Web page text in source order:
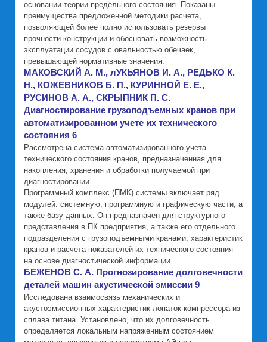
основании теории предельного состояния. Показаны
преимущества предложенной методики расчета,
позволяющей более полно использовать резервы
прочности конструкции и обосновать возможность
эксплуатации сосудов с овальностью обечаек,
превышающей нормативные значения.
МАКОВСКИЙ А. М., лУКЬЯНОВ И. А., РЕДЬКО К.
Н., КОЖЕВНИКОВ Б. П., КУРИННОЙ Е. Е.,
РУСИНОВ А. А., СКРЫПНИК П. С.
Диагностирование грузоподъемных кранов при
автоматизированном учете их технического
состояния 6
Рассмотрена система автоматизированного учета
технического состояния кранов, предназначенная для
накопления, хранения и обработки получаемой при
диагностировании.
Программный комплекс (ПМК) системы включает ряд
модулей: системную, программную и графическую части, а
также базу данных. Он предназначен для структурного
представления в ПК предприятия, а также его отдельного
подразделения с грузоподъемными кранами, характеристик
кранов и расчета показателей их технического состояния
на основе диагностической информации.
БЕЖЕНОВ С. А. Прогнозирование долговечности
деталей машин акустической эмиссии 9
Исследована взаимосвязь механических и
акустоэмиссионных характеристик лопаток компрессора из
сплава титана. Установлено, что их долговечность
определяется локальным напряженным состоянием